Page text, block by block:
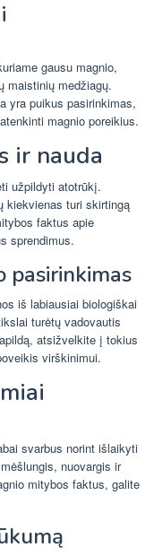
gausu magnio,
maistinių medžiagų.
yra puikus pasirinkimas,
magnio poreikius.
ir nauda
užpildyti atotrūkį.
kiekvienas turi skirtingą
faktus apie
sprendimus.
pasirinkimas
iš labiausiai biologiškai
turėtų vadovautis
atsižvelkite į tokius
virškinimui.
svarbus norint išlaikyti
nuovargis ir
mitybos faktus, galite